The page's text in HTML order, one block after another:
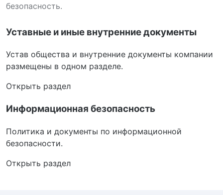
безопасность.
Уставные и иные внутренние документы
Устав общества и внутренние документы компании
размещены в одном разделе.
Открыть раздел
Информационная безопасность
Политика и документы по информационной
безопасности.
Открыть раздел